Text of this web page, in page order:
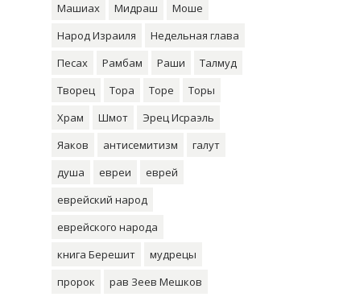
Машиах
Мидраш
Моше
Народ Израиля
Недельная глава
Песах
Рамбам Раши
Талмуд
Творец
Тора Торе
Торы
Храм
Шмот
Эрец Исраэль
Яаков
антисемитизм
галут
душа
евреи
еврей
еврейский народ
еврейского народа
книга Берешит
мудрецы
пророк
рав Зеев Мешков